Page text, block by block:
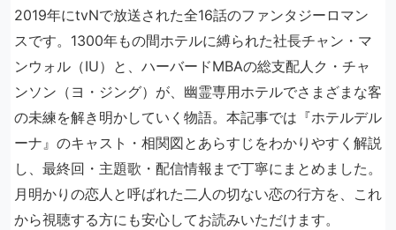
2019年にtvNで放送された全16話のファンタジーロマン
スです。1300年もの間ホテルに縛られた社長チャン・マ
ンウォル（IU）と、ハーバードMBAの総支配人ク・チャ
ンソン（ヨ・ジング）が、幽霊専用ホテルでさまざまな客
の未練を解き明かしていく物語。本記事では『ホテルデル
ーナ』のキャスト・相関図とあらすじをわかりやすく解説
し、最終回・主題歌・配信情報まで丁寧にまとめました。
月明かりの恋人と呼ばれた二人の切ない恋の行方を、これ
から視聴する方にも安心してお読みいただけます。